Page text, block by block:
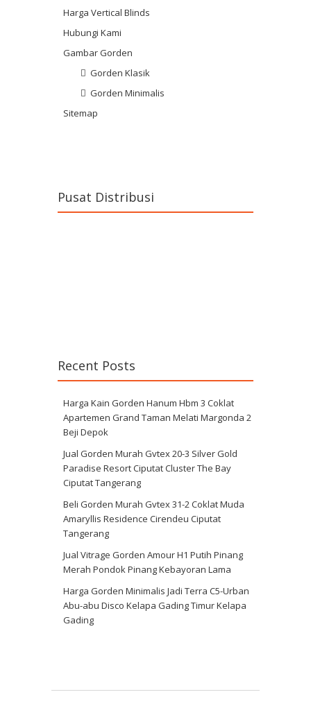
Harga Vertical Blinds
Hubungi Kami
Gambar Gorden
Gorden Klasik
Gorden Minimalis
Sitemap
Pusat Distribusi
Recent Posts
Harga Kain Gorden Hanum Hbm 3 Coklat
Apartemen Grand Taman Melati Margonda 2
Beji Depok
Jual Gorden Murah Gvtex 20-3 Silver Gold
Paradise Resort Ciputat Cluster The Bay
Ciputat Tangerang
Beli Gorden Murah Gvtex 31-2 Coklat Muda
Amaryllis Residence Cirendeu Ciputat
Tangerang
Jual Vitrage Gorden Amour H1 Putih Pinang
Merah Pondok Pinang Kebayoran Lama
Harga Gorden Minimalis Jadi Terra C5-Urban
Abu-abu Disco Kelapa Gading Timur Kelapa
Gading